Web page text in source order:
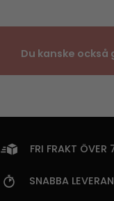
Du kanske också
FRI FRAKT ÖVER
SNABBA